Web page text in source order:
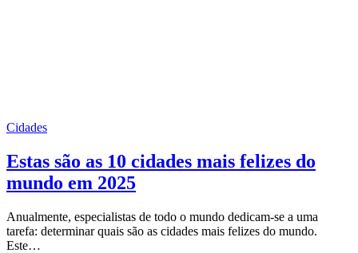
Cidades
Estas são as 10 cidades mais felizes do
mundo em 2025
Anualmente, especialistas de todo o mundo dedicam-se a uma
tarefa: determinar quais são as cidades mais felizes do mundo.
Este…